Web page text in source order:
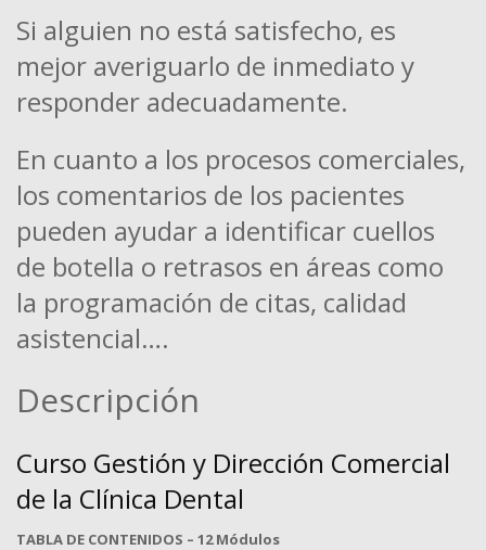
Si alguien no está satisfecho, es
mejor averiguarlo de inmediato y
responder adecuadamente.
En cuanto a los procesos comerciales,
los comentarios de los pacientes
pueden ayudar a identificar cuellos
de botella o retrasos en áreas como
la programación de citas, calidad
asistencial….
Descripción
Curso Gestión y Dirección Comercial
de la Clínica Dental
TABLA DE CONTENIDOS – 12Módulos